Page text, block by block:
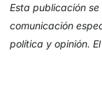
Esta publicación
comunicación
política y opinión.